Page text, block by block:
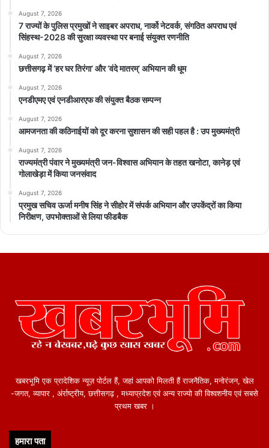
August 7, 2026
7 राज्यों के पुलिस प्रमुखों ने साइबर अपराध, नार्को नेटवर्क, संगठित अपराध एवं
सिंहस्थ-2028 की सुरक्षा व्यवस्था पर बनाई संयुक्त रणनीति
August 7, 2026
छत्तीसगढ़ में ‘हर घर तिरंगा’ और ‘वंदे मातरम्’ अभियान की धूम
August 7, 2026
एनडीएमए एवं एनडीआरएफ की संयुक्त बैठक सम्पन्न
August 7, 2026
आमजनता की कठिनाईयों को दूर करना सुशासन की सही पहल है : उप मुख्यमंत्री
August 7, 2026
राज्यमंत्री पंवार ने मुख्यमंत्री जन-विश्वास अभियान के तहत खनोटा, कानेड़ एवं
गोलाखेड़ा में किया जनसंवाद
August 7, 2026
प्रमुख सचिव ऊर्जा मनीष सिंह ने सीहोर में संपर्क अभियान और उपकेंद्रों का किया
निरीक्षण, उपभोक्ताओं से लिया फीडबैक
खबरभूमि एक प्रादेशिक न्यूज़ पोर्टल हैं, जहां आपको मिलती हैं राजनैतिक, मनोरंजन, खेल
-जगत, व्यापार , अंर्राष्ट्रीय, छत्तीसगढ़ , मध्याप्रदेश एवं अन्य राज्यो की विश्वशनीय एवं सबसे
प्रथम खबर ।
हमारा पता